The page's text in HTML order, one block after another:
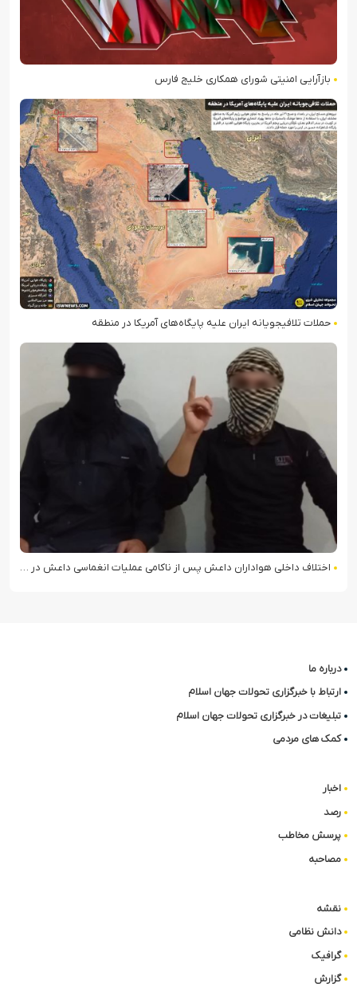
بازآرایی امنیتی شورای همکاری خلیج فارس
حملات تلافی‎جویانه ایران علیه پایگاه‌های آمریکا در منطقه
اختلاف داخلی هواداران داعش پس از ناکامی عملیات انغماسی داعش در رقه
درباره ما
ارتباط با خبرگزاری تحولات جهان اسلام
تبلیغات در خبرگزاری تحولات جهان اسلام
کمک های مردمی
اخبار
رصد
پرسش مخاطب
مصاحبه
نقشه
دانش نظامی
گرافیک
گزارش